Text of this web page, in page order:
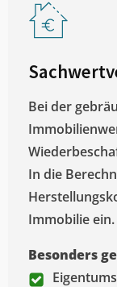
Bei der
In die
Immobilie ein.
Besonders